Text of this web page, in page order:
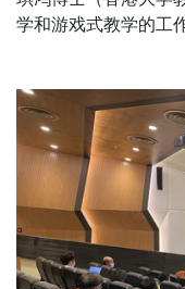
学和游戏式教学的工作